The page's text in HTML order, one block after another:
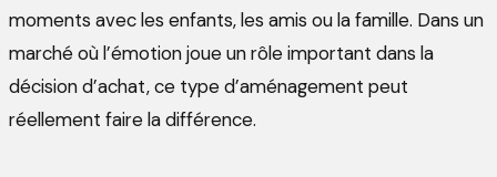
moments avec les enfants, les amis ou la famille. Dans un
marché où l’émotion joue un rôle important dans la
décision d’achat, ce type d’aménagement peut
réellement faire la différence.